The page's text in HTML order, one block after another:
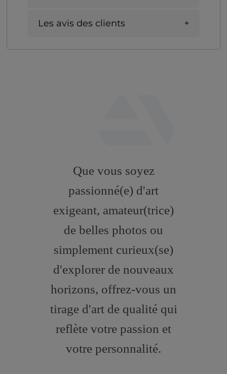
Les avis des clients
artstation
Que vous soyez
passionné(e) d'art
exigeant, amateur(trice)
de belles photos ou
simplement curieux(se)
d'explorer de nouveaux
horizons, offrez-vous un
tirage d'art de qualité qui
reflète votre passion et
votre personnalité.